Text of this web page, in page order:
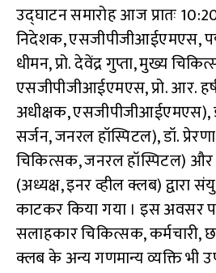
उद्घाटन समारोह आज प्रातः
निदेशक, एसजीपीजीआईएमएस, पद्म
धीमन, प्रो. देवेंद्र गुप्ता, मुख्य
एसजीपीजीआईएमएस, प्रो. आर.
अधीक्षक,
सर्जन, जनरल हॉस्पिटल), डॉ.
चिकित्सक, जनरल हॉस्पिटल) और
(अध्यक्ष, इनर व्हील क्लब) द्वारा
काटकर किया गया । इस अवसर
सलाहकार चिकित्सक, कर्मचारी,
क्लब के अन्य गणमान्य व्यक्ति भी